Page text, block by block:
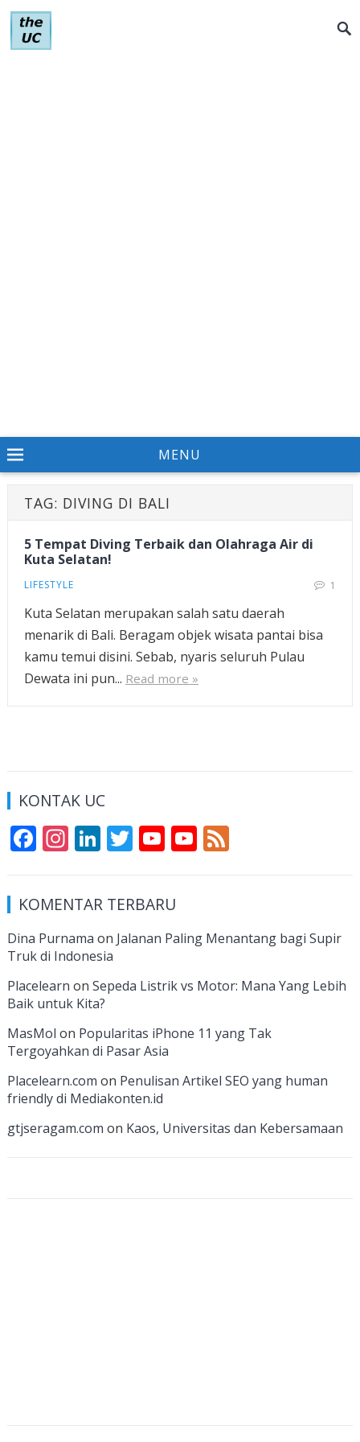
MENU
TAG: DIVING DI BALI
5 Tempat Diving Terbaik dan Olahraga Air di
Kuta Selatan!
LIFESTYLE 1
Kuta Selatan merupakan salah satu daerah
menarik di Bali. Beragam objek wisata pantai bisa
kamu temui disini. Sebab, nyaris seluruh Pulau
Dewata ini pun... Read more »
KONTAK UC
F
e
b
o
o
k
In
a
gr
a
m
Li
k
e
dI
n
T
itt
er
Y
u
T
u
e
Y
u
e
h
a
n
n
F
KOMENTAR TERBARU
Dina Purnama on Jalanan Paling Menantang bagi Supir
Truk di Indonesia
Placelearn on Sepeda Listrik vs Motor: Mana Yang Lebih
Baik untuk Kita?
MasMol on Popularitas iPhone 11 yang Tak
Tergoyahkan di Pasar Asia
Placelearn.com on Penulisan Artikel SEO yang human
friendly di Mediakonten.id
gtjseragam.com on Kaos, Universitas dan Kebersamaan